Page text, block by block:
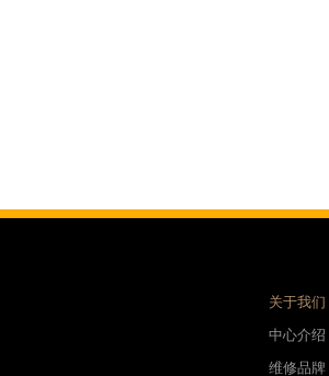
售后服务中心（需提前预约）
售后服务中心（需提前预约）
街交叉口腕表时光售后服务中心（需提前预约）
得利名表维修授权店1楼腕表时光售后服务中心（需
关于我们
中心介绍
维修品牌